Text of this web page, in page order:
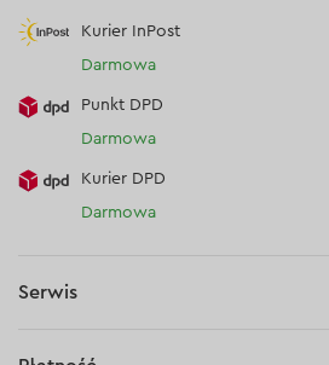
Kurier InPost
Darmowa
Punkt DPD
Darmowa
Kurier DPD
Darmowa
Serwis